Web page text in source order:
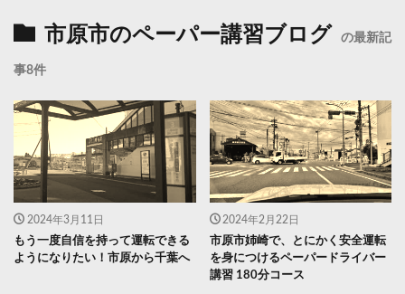
市原市のペーパー講習ブログ の最新記
事8件
2024年3月11日
もう一度自信を持って運転できる
ようになりたい！市原から千葉へ
2024年2月22日
市原市姉崎で、とにかく安全運転
を身につけるペーパードライバー
講習 180分コース